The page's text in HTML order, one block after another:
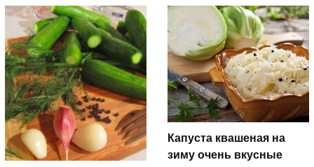
Капуста квашеная на
зиму очень вкусные